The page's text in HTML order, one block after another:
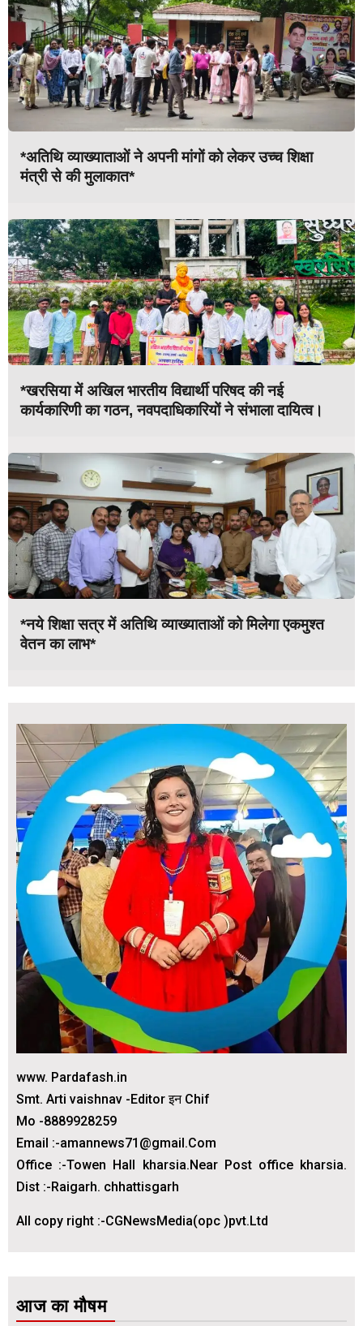
*अतिथि व्याख्याताओं ने अपनी मांगों को लेकर उच्च शिक्षा
मंत्री से की मुलाकात*
*खरसिया में अखिल भारतीय विद्यार्थी परिषद की नई
कार्यकारिणी का गठन, नवपदाधिकारियों ने संभाला दायित्व।
*नये शिक्षा सत्र में अतिथि व्याख्याताओं को मिलेगा एकमुश्त
वेतन का लाभ*
www. Pardafash.in
Smt. Arti vaishnav -Editor इन Chif
Mo -8889928259
Email :-amannews71@gmail.Com
Office :-Towen Hall kharsia.Near Post office kharsia.
Dist :-Raigarh. chhattisgarh
All copy right :-CGNewsMedia(opc )pvt.Ltd
आज का मौषम